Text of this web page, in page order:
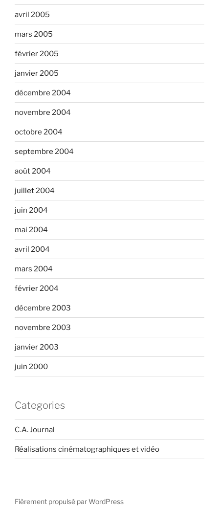
avril 2005
mars 2005
février 2005
janvier 2005
décembre 2004
novembre 2004
octobre 2004
septembre 2004
août 2004
juillet 2004
juin 2004
mai 2004
avril 2004
mars 2004
février 2004
décembre 2003
novembre 2003
janvier 2003
juin 2000
Categories
C.A. Journal
Réalisations cinématographiques et vidéo
Fièrement propulsé par WordPress